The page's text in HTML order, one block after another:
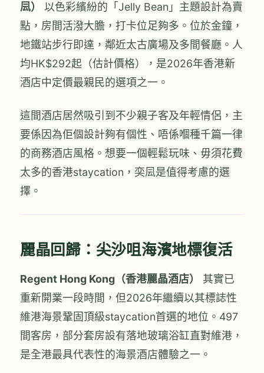
凨）
以色彩繽紛的「Jelly Bean」主題設計為賣
點，房間活潑大膽，打卡位足夠多。位於金鐘，
地鐵站步行即達，鄰近太古廣場及多間餐廳。人
均HK$292起（估計價格），是2026年香港新
酒店中定價最親民的選項之一。
這間酒店居然吸引到不少親子客及年輕情侶，主
要係因為佢個設計夠有個性、唔係嗰種千篇一律
的商務酒店風格。想要一個輕鬆玩味、毋須花費
太多的香港staycation，奕凨是值得考慮的選
擇。
麗晶回歸：尖沙咀海濱地標復活
Regent Hong Kong（香港麗晶酒店）
其實已
重新開業一段時間，但2026年繼續以其標誌性
維港海景鞏固頂級staycation首選的地位。497
間客房，部分套房設有落地玻璃浴缸直對維港，
是全港最具代表性的海景酒店體驗之一。